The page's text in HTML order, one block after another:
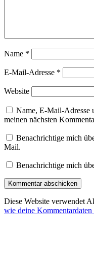
Name *
E-Mail-Adresse *
Website
Name, E-Mail-Adresse
meinen nächsten
Benachrichtige mich
Mail.
Benachrichtige mich
Diese Website verwendet
wie deine